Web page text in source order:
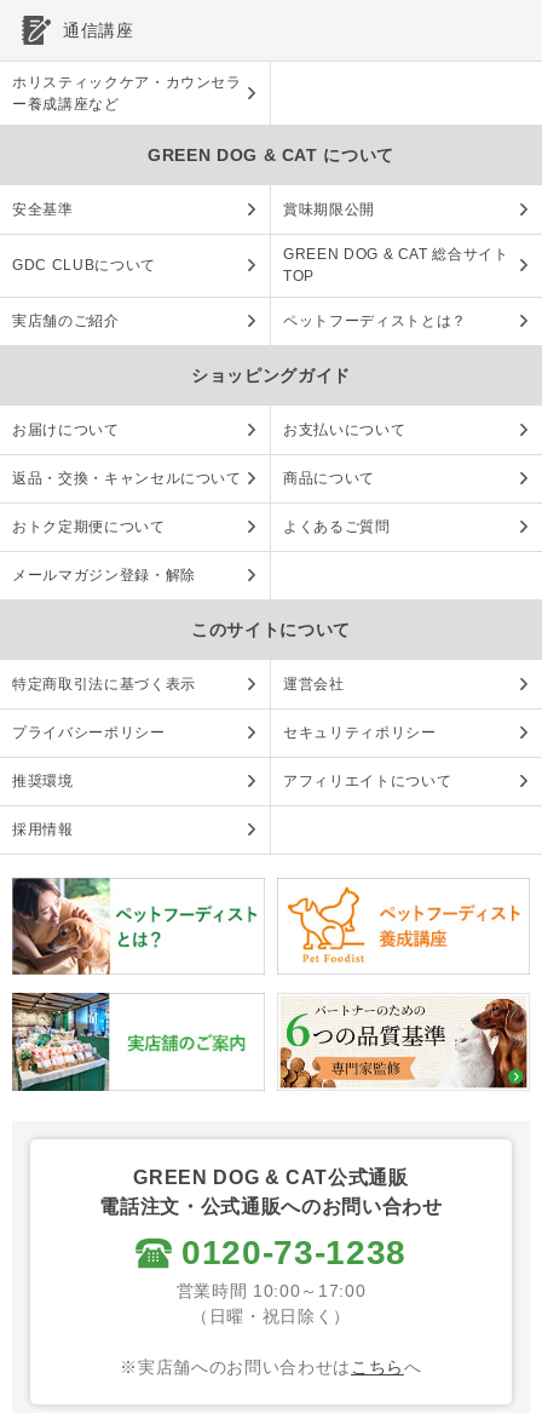
通信講座
ホリスティックケア・カウンセラ
ー養成講座など
GREEN DOG & CAT について
安全基準 賞味期限公開
GDC CLUBについて
GREEN DOG & CAT 総合サイト
TOP
実店舗のご紹介 ペットフーディストとは？
ショッピングガイド
お届けについて お支払いについて
返品・交換・キャンセルについて 商品について
おトク定期便について よくあるご質問
メールマガジン登録・解除
このサイトについて
特定商取引法に基づく表示 運営会社
プライバシーポリシー セキュリティポリシー
推奨環境 アフィリエイトについて
採用情報
GREEN DOG & CAT公式通販
電話注文・公式通販へのお問い合わせ
0120-73-1238
営業時間 10:00～17:00
（日曜・祝日除く）
※実店舗へのお問い合わせは こちらへ